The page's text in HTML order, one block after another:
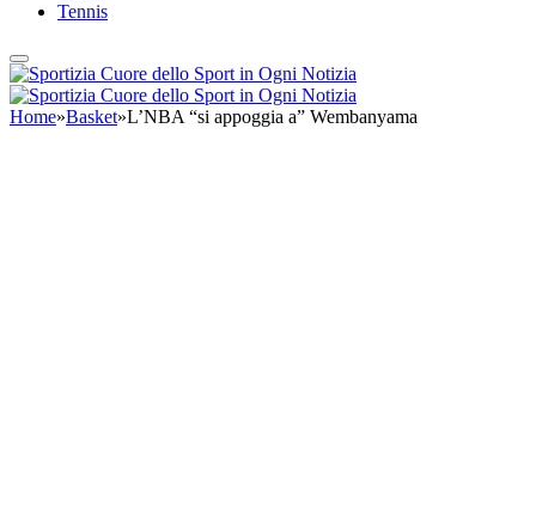
Tennis
Home»Basket»L’NBA “si appoggia a” Wembanyama